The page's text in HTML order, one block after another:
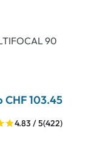
90
CHF 103.45
4.83 / 5(422)